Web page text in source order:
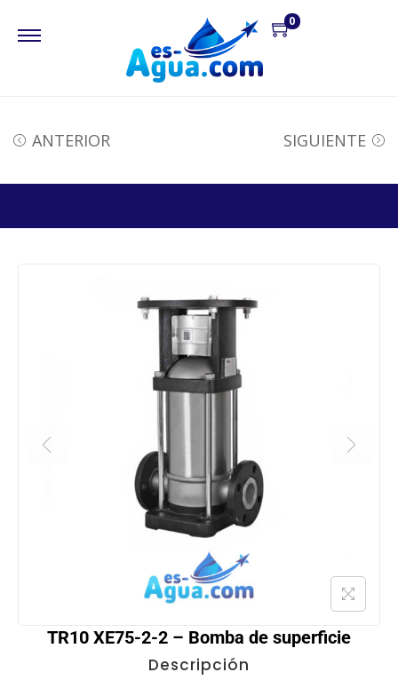
0
ANTERIOR SIGUIENTE
TR10 XE75-2-2 – Bomba de superficie
Descripción